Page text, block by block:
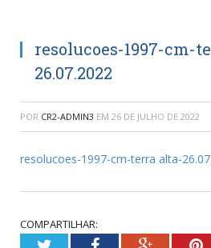
resolucoes-1997-cm-
26.07.2022
POR CR2-ADMIN3 EM 26 DE JULHO DE 2022
resolucoes-1997-cm-terra alta-
COMPARTILHAR:
TwitterFacebookGoogle+